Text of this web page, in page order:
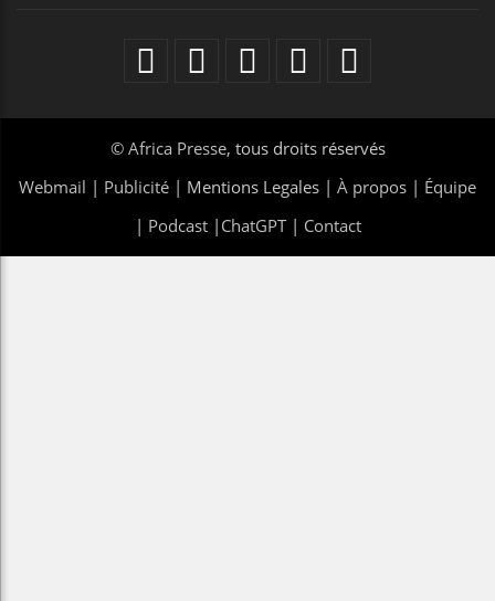
© Africa Presse, tous droits réservés
Webmail | Publicité | Mentions Legales | À propos | Équipe
| Podcast| ChatGPT| Contact